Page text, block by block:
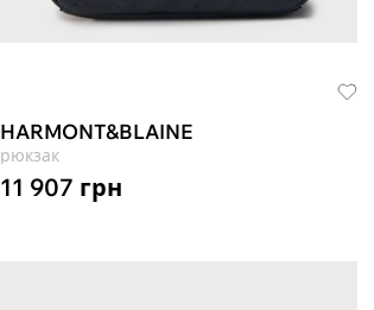
HARMONT&BLAINE
рюкзак
11 907 грн